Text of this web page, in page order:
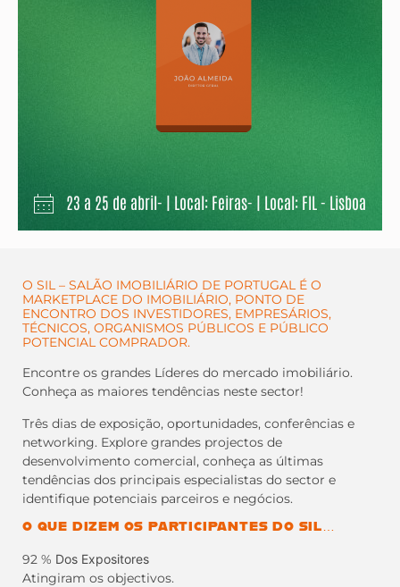
23 a 25 de abril- | Local: Feiras- | Local: FIL - Lisboa
O SIL – SALÃO IMOBILIÁRIO DE PORTUGAL É O
MARKETPLACE DO IMOBILIÁRIO, PONTO DE
ENCONTRO DOS INVESTIDORES, EMPRESÁRIOS,
TÉCNICOS, ORGANISMOS PÚBLICOS E PÚBLICO
POTENCIAL COMPRADOR.
Encontre os grandes Líderes do mercado imobiliário.
Conheça as maiores tendências neste sector!
Três dias de exposição, oportunidades, conferências e
networking. Explore grandes projectos de
desenvolvimento comercial, conheça as últimas
tendências dos principais especialistas do sector e
identifique potenciais parceiros e negócios.
O QUE DIZEM OS PARTICIPANTES DO SIL…
92 % Dos Expositores
Atingiram os objectivos.